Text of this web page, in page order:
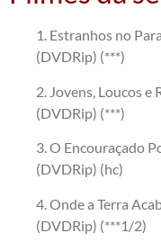
1. Estranhos no
(DVDRip) (***)
2. Jovens, Loucos
(DVDRip) (***)
3. O Encouraçado
(DVDRip) (hc)
4. Onde a Terra
(DVDRip) (***1/2)